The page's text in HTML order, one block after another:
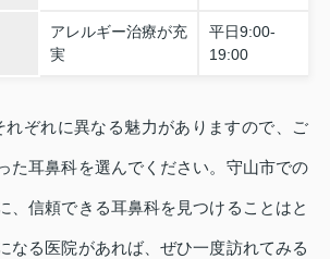
アレルギー治療が充
実
平日9:00-
19:00
れぞれに異なる魅力がありますので、ご
た耳鼻科を選んでください。守山市での
、信頼できる耳鼻科を見つけることはと
なる医院があれば、ぜひ一度訪れてみる